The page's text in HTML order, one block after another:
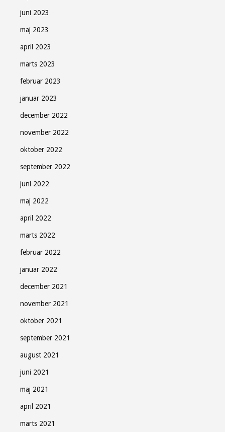
juni 2023
maj 2023
april 2023
marts 2023
februar 2023
januar 2023
december 2022
november 2022
oktober 2022
september 2022
juni 2022
maj 2022
april 2022
marts 2022
februar 2022
januar 2022
december 2021
november 2021
oktober 2021
september 2021
august 2021
juni 2021
maj 2021
april 2021
marts 2021